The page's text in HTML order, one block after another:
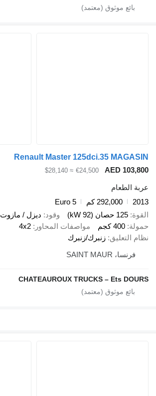
Renault Master 125dci.35 MAGASIN
AED 103,800
€24,500
≈ $28,140
عربة الطعام
2013
292,000 كم
Euro 5
القوة 125 حصان (92 kW) وقود ديزل / مازوت
حمولة 400 كجم مواصفات المحاور
4x2
نظام التعليق زنبرك/زنبرك
فرنسا، SAINT MAUR
CHATEAUROUX TRUCKS – Ets DOURS